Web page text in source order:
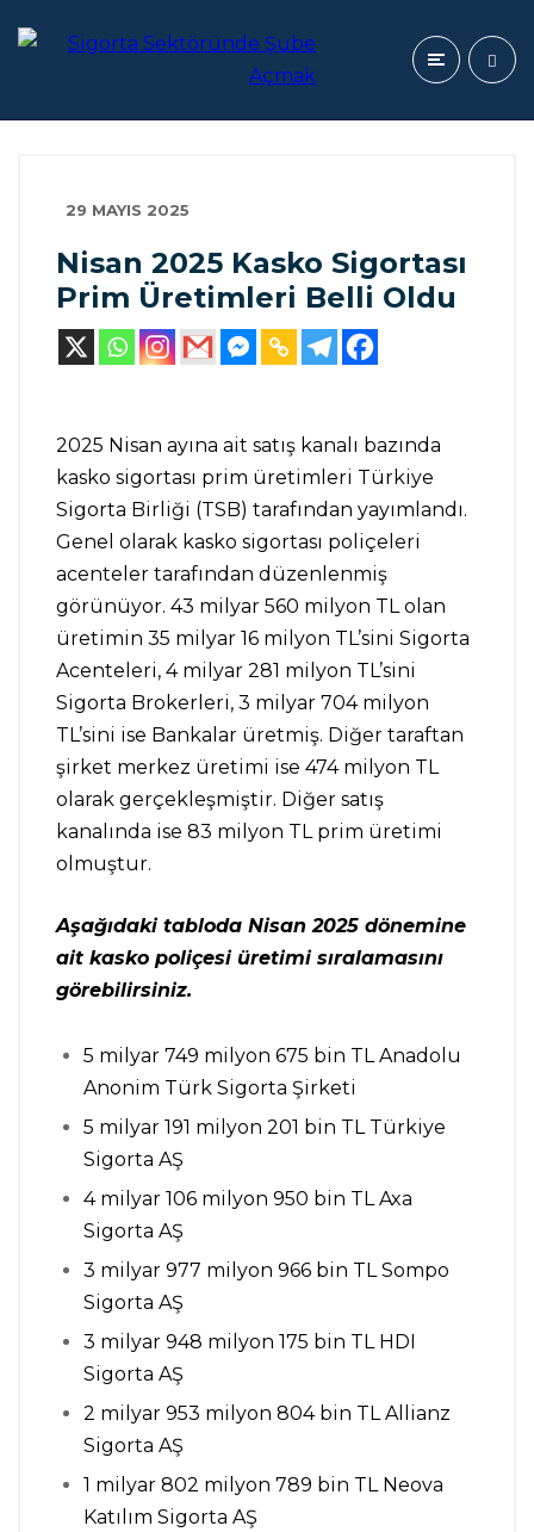
29 MAYIS 2025
Nisan 2025 Kasko Sigortası
Prim Üretimleri Belli Oldu
2025 Nisan ayına ait satış kanalı bazında
kasko sigortası prim üretimleri Türkiye
Sigorta Birliği (TSB) tarafından yayımlandı.
Genel olarak kasko sigortası poliçeleri
acenteler tarafından düzenlenmiş
görünüyor. 43 milyar 560 milyon TL olan
üretimin 35 milyar 16 milyon TL’sini Sigorta
Acenteleri, 4 milyar 281 milyon TL’sini
Sigorta Brokerleri, 3 milyar 704 milyon
TL’sini ise Bankalar üretmiş. Diğer taraftan
şirket merkez üretimi ise 474 milyon TL
olarak gerçekleşmiştir. Diğer satış
kanalında ise 83 milyon TL prim üretimi
olmuştur.
Aşağıdaki tabloda Nisan 2025 dönemine
ait kasko poliçesi üretimi sıralamasını
görebilirsiniz.
5 milyar 749 milyon 675 bin TL Anadolu
Anonim Türk Sigorta Şirketi
5 milyar 191 milyon 201 bin TL Türkiye
Sigorta AŞ
4 milyar 106 milyon 950 bin TL Axa
Sigorta AŞ
3 milyar 977 milyon 966 bin TL Sompo
Sigorta AŞ
3 milyar 948 milyon 175 bin TL HDI
Sigorta AŞ
2 milyar 953 milyon 804 bin TL Allianz
Sigorta AŞ
1 milyar 802 milyon 789 bin TL Neova
Katılım Sigorta AŞ